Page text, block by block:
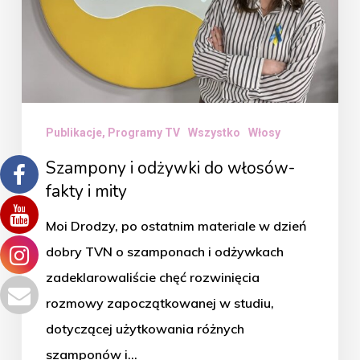
mity
Publikacje, Programy TV Wszystko Włosy
Szampony i odżywki do włosów-
fakty i mity
Moi Drodzy, po ostatnim materiale w dzień
dobry TVN o szamponach i odżywkach
zadeklarowaliście chęć rozwinięcia
rozmowy zapoczątkowanej w studiu,
dotyczącej użytkowania różnych
szamponów i…